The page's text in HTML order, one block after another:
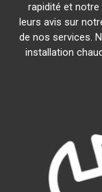
rapidité et
leurs avis sur
de nos services.
installation